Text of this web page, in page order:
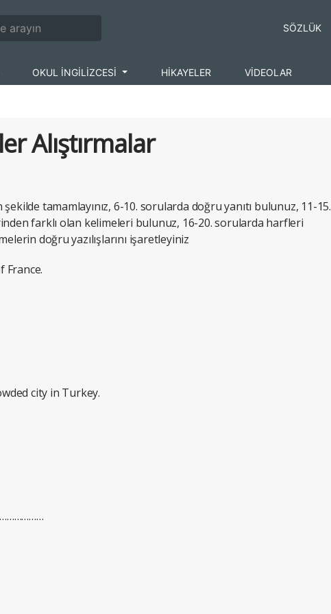
SÖZLÜK
OKUL İNGİLİZCESİ HİKAYELER VİDEOLAR
Alıştırmalar
tamamlayınız, 6-10. sorularda doğru yanıtı bulunuz, 11-15.
farklı olan kelimeleri bulunuz, 16-20. sorularda harfleri
doğru yazılışlarını işaretleyiniz
France.
city in Turkey.